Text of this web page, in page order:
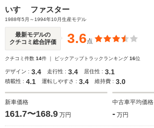
いすゞ ファスター
1988年5月～1994年10月生産モデル
最新モデルの
クチコミ総合評価
3.6点
クチコミ件数 14件 ｜ ピックアップトラックランキング 16位
デザイン : 3.4 走行性 : 3.4 居住性 : 3.1
積載性 : 4.1 運転しやすさ : 3.4 維持費 : 3.0
新車価格
161.7〜168.9 万円
中古車平均価格
- 万円